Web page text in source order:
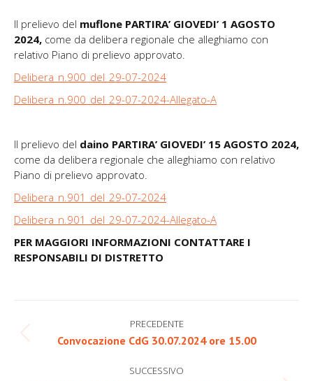
Il prelievo del muflone PARTIRA’ GIOVEDI’ 1 AGOSTO
2024, come da delibera regionale che alleghiamo con
relativo Piano di prelievo approvato.
Delibera_n.900_del_29-07-2024
Delibera_n.900_del_29-07-2024-Allegato-A
Il prelievo del daino PARTIRA’ GIOVEDI’ 15 AGOSTO 2024,
come da delibera regionale che alleghiamo con relativo
Piano di prelievo approvato.
Delibera_n.901_del_29-07-2024
Delibera_n.901_del_29-07-2024-Allegato-A
PER MAGGIORI INFORMAZIONI CONTATTARE I
RESPONSABILI DI DISTRETTO
tra
PRECEDENTE
Post
Convocazione CdG 30.07.2024 ore 15.00
SUCCESSIVO